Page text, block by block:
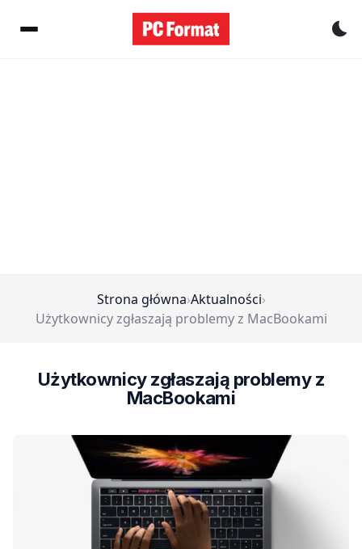
Strona główna›Aktualności›
Użytkownicy zgłaszają problemy z MacBookami
Użytkownicy zgłaszają problemy z
MacBookami